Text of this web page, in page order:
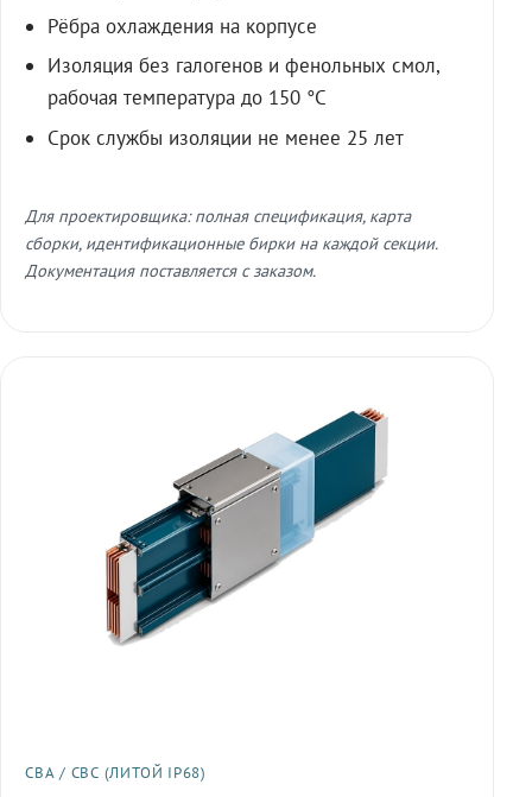
Рёбра охлаждения на корпусе
Изоляция без галогенов и фенольных смол,
рабочая температура до 150 °C
Срок службы изоляции не менее 25 лет
Для проектировщика: полная спецификация, карта
сборки, идентификационные бирки на каждой секции.
Документация поставляется с заказом.
СВА / СВС (ЛИТОЙ IP68)